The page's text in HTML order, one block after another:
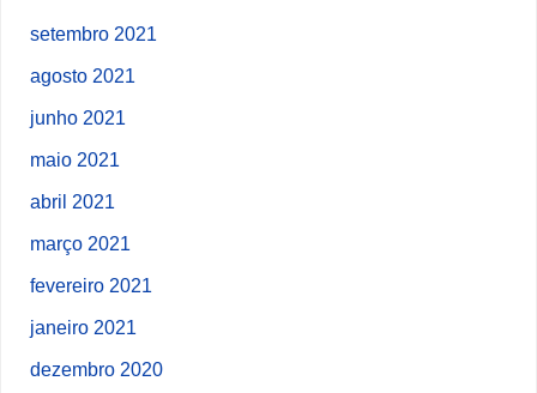
setembro 2021
agosto 2021
junho 2021
maio 2021
abril 2021
março 2021
fevereiro 2021
janeiro 2021
dezembro 2020